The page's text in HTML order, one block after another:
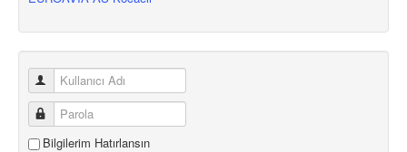
Bilgilerim Hatırlansın